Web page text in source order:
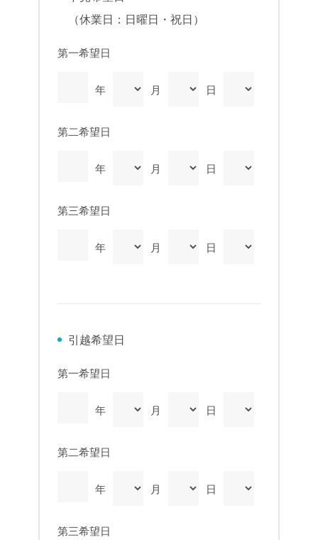
（休業日：日曜日・祝日）
第一希望日
年 月 日
第二希望日
年 月 日
第三希望日
年 月 日
引越希望日
第一希望日
年 月 日
第二希望日
年 月 日
第三希望日